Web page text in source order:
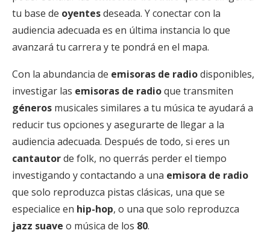
tu base de oyentesdeseada. Y conectar con la
audiencia adecuada es en última instancia lo que
avanzará tu carrera y te pondrá en el mapa.
Con la abundancia de emisoras de radiodisponibles,
investigar las emisoras de radioque transmiten
géneros musicales similares a tu música te ayudará a
reducir tus opciones y asegurarte de llegar a la
audiencia adecuada. Después de todo, si eres un
cantautorde folk, no querrás perder el tiempo
investigando y contactando a una emisora de radio
que solo reproduzca pistas clásicas, una que se
especialice en hip-hop, o una que solo reproduzca
jazz suave o música de los 80.